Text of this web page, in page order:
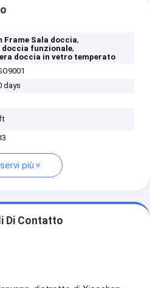
Frame Sala doccia,
doccia funzionale,
doccia in vetro temperato
days
più
Di Contatto